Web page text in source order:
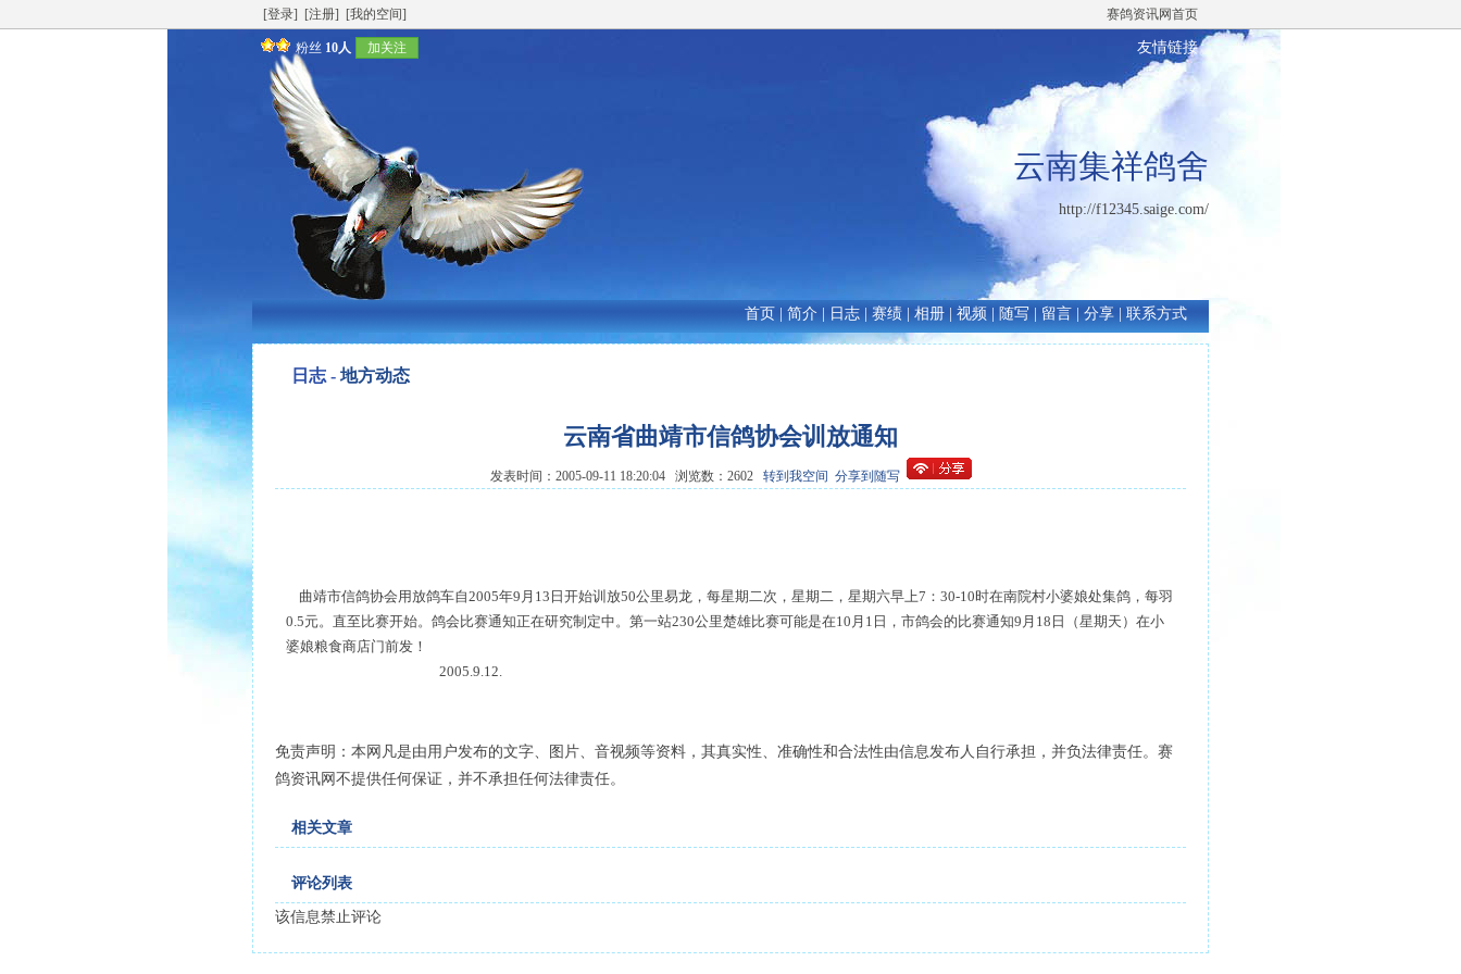
[登录] [注册] [我的空间] 赛鸽资讯网首页
粉丝 10人 加关注 友情链接
云南集祥鸽舍
http://f12345.saige.com/
首页 简介 日志 赛绩 相册 视频 随写 留言 分享 联系方式
日志 - 地方动态
云南省曲靖市信鸽协会训放通知
发表时间：2005-09-11 18:20:04 浏览数：2602 转到我空间 分享到随写
曲靖市信鸽协会用放鸽车自2005年9月13日开始训放50公里易龙，每星期二次，星期二，星期六早上7：30-10时在南院村小婆娘处集鸽，每羽
0.5元。直至比赛开始。鸽会比赛通知正在研究制定中。第一站230公里楚雄比赛可能是在10月1日，市鸽会的比赛通知9月18日（星期天）在小
婆娘粮食商店门前发！
2005.9.12.
免责声明：本网凡是由用户发布的文字、图片、音视频等资料，其真实性、准确性和合法性由信息发布人自行承担，并负法律责任。赛
鸽资讯网不提供任何保证，并不承担任何法律责任。
相关文章
评论列表
该信息禁止评论